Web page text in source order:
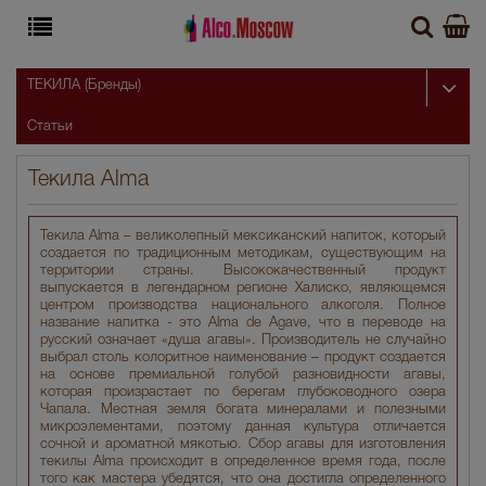
Текила Alma
Текила Alma – великолепный мексиканский напиток, который
создается по традиционным методикам, существующим на
территории страны. Высококачественный продукт
выпускается в легендарном регионе Халиско, являющемся
центром производства национального алкоголя. Полное
название напитка - это Alma de Agave, что в переводе на
русский означает «душа агавы». Производитель не случайно
выбрал столь колоритное наименование – продукт создается
на основе премиальной голубой разновидности агавы,
которая произрастает по берегам глубоководного озера
Чапала. Местная земля богата минералами и полезными
микроэлементами, поэтому данная культура отличается
сочной и ароматной мякотью. Сбор агавы для изготовления
текилы Alma происходит в определенное время года, после
того как мастера убедятся, что она достигла определенного
ТЕКИЛА (Бренды)
Статьи